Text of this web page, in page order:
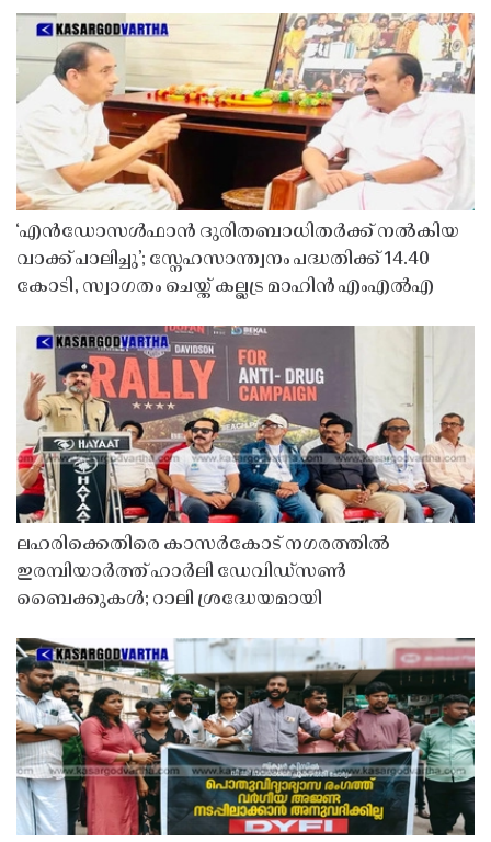
‘എൻഡോസൾഫാൻ ദുരിതബാധിതർക്ക് നൽകിയ
വാക്ക് പാലിച്ചു’; സ്നേഹസാന്ത്വനം പദ്ധതിക്ക് 14.40
കോടി, സ്വാഗതം ചെയ്ത് കല്ലട്ര മാഹിൻ എംഎൽഎ
ലഹരിക്കെതിരെ കാസർകോട് നഗരത്തിൽ
ഇരമ്പിയാർത്ത് ഹാർലി ഡേവിഡ്‌സൺ
ബൈക്കുകൾ; റാലി ശ്രദ്ധേയമായി